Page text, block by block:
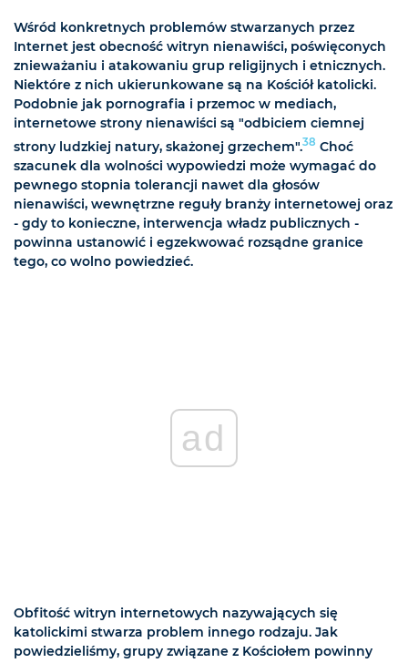
Wśród konkretnych problemów stwarzanych przez
Internet jest obecność witryn nienawiści, poświęconych
znieważaniu i atakowaniu grup religijnych i etnicznych.
Niektóre z nich ukierunkowane są na Kościół katolicki.
Podobnie jak pornografia i przemoc w mediach,
internetowe strony nienawiści są "odbiciem ciemnej
strony ludzkiej natury, skażonej grzechem".38 Choć
szacunek dla wolności wypowiedzi może wymagać do
pewnego stopnia tolerancji nawet dla głosów
nienawiści, wewnętrzne reguły branży internetowej oraz
- gdy to konieczne, interwencja władz publicznych -
powinna ustanowić i egzekwować rozsądne granice
tego, co wolno powiedzieć.
ad
Obfitość witryn internetowych nazywających się
katolickimi stwarza problem innego rodzaju. Jak
powiedzieliśmy, grupy związane z Kościołem powinny